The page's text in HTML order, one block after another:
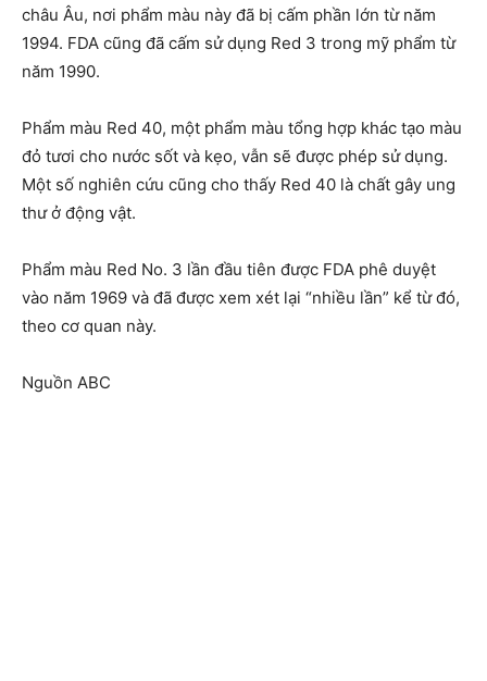
châu Âu, nơi phẩm màu này đã bị cấm phần lớn từ năm
1994. FDA cũng đã cấm sử dụng Red 3 trong mỹ phẩm từ
năm 1990.
Phẩm màu Red 40, một phẩm màu tổng hợp khác tạo màu
đỏ tươi cho nước sốt và kẹo, vẫn sẽ được phép sử dụng.
Một số nghiên cứu cũng cho thấy Red 40 là chất gây ung
thư ở động vật.
Phẩm màu Red No. 3 lần đầu tiên được FDA phê duyệt
vào năm 1969 và đã được xem xét lại “nhiều lần” kể từ đó,
theo cơ quan này.
Nguồn ABC